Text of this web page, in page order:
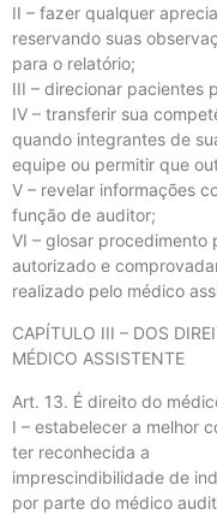
II – fazer qualquer
reservando suas
para o relatório;
III – direcionar pacientes
IV – transferir sua
quando integrantes de
equipe ou permitir que
V – revelar informações
função de auditor;
VI – glosar
autorizado e
realizado pelo médico
CAPÍTULO III – DOS
MÉDICO ASSISTENTE
Art. 13. É direito do
I – estabelecer a melhor
ter reconhecida a
imprescindibilidade de
por parte do médico